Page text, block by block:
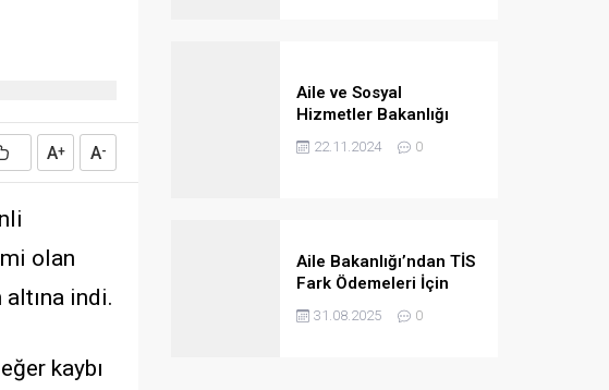
A+ A-
olan
indi.
kaybı
Aile ve Sosyal
Hizmetler Bakanlığı
2024/4B Personel
Ataması Taban
22.11.2024 0
Aile Bakanlığı’ndan TİS
Fark Ödemeleri İçin
Kurumlara Önemli Uyarı
31.08.2025 0